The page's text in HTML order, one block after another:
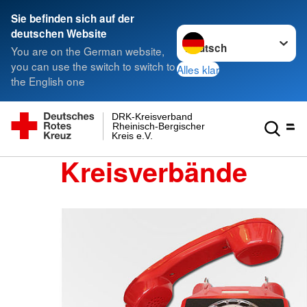
Sie befinden sich auf der
deutschen Website
You are on the German website,
you can use the switch to switch to
the English one
Sprache wechseln zu
Alles klar
Kreis e.V.
Rheinisch-Bergischer
DRK-Kreisverband
Kreisverbände